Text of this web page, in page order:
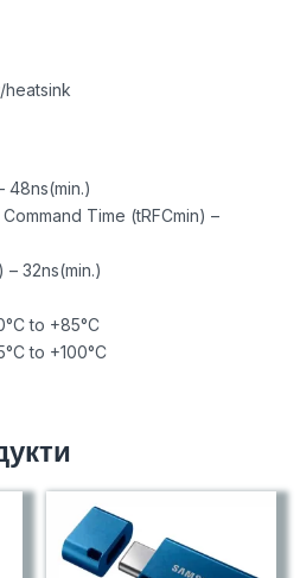
heatsink
48ns(min.)
Time (tRFCmin) –
– 32ns(min.)
to +85°C
to +100°C